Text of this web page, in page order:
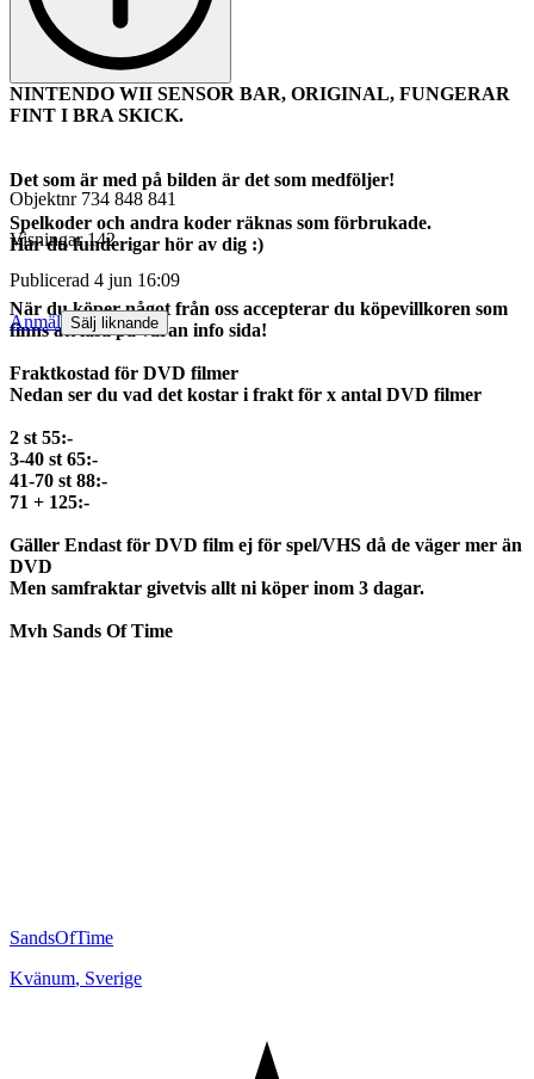
NINTENDO WII SENSOR BAR, ORIGINAL, FUNGERAR
FINT I BRA SKICK.
Det som är med på bilden är det som medföljer!
Spelkoder och andra koder räknas som förbrukade.
Har du funderigar hör av dig :)
När du köper något från oss accepterar du köpevillkoren som
finns att läsa på våran info sida!
Fraktkostad för DVD filmer
Nedan ser du vad det kostar i frakt för x antal DVD filmer
2 st 55:-
3-40 st 65:-
41-70 st 88:-
71 + 125:-
Gäller Endast för DVD film ej för spel/VHS då de väger mer än
DVD
Men samfraktar givetvis allt ni köper inom 3 dagar.
Mvh Sands Of Time
Objektnr 734 848 841
Visningar 142
Publicerad 4 jun 16:09
Anmäl Sälj liknande
SandsOfTime
Kvänum, Sverige